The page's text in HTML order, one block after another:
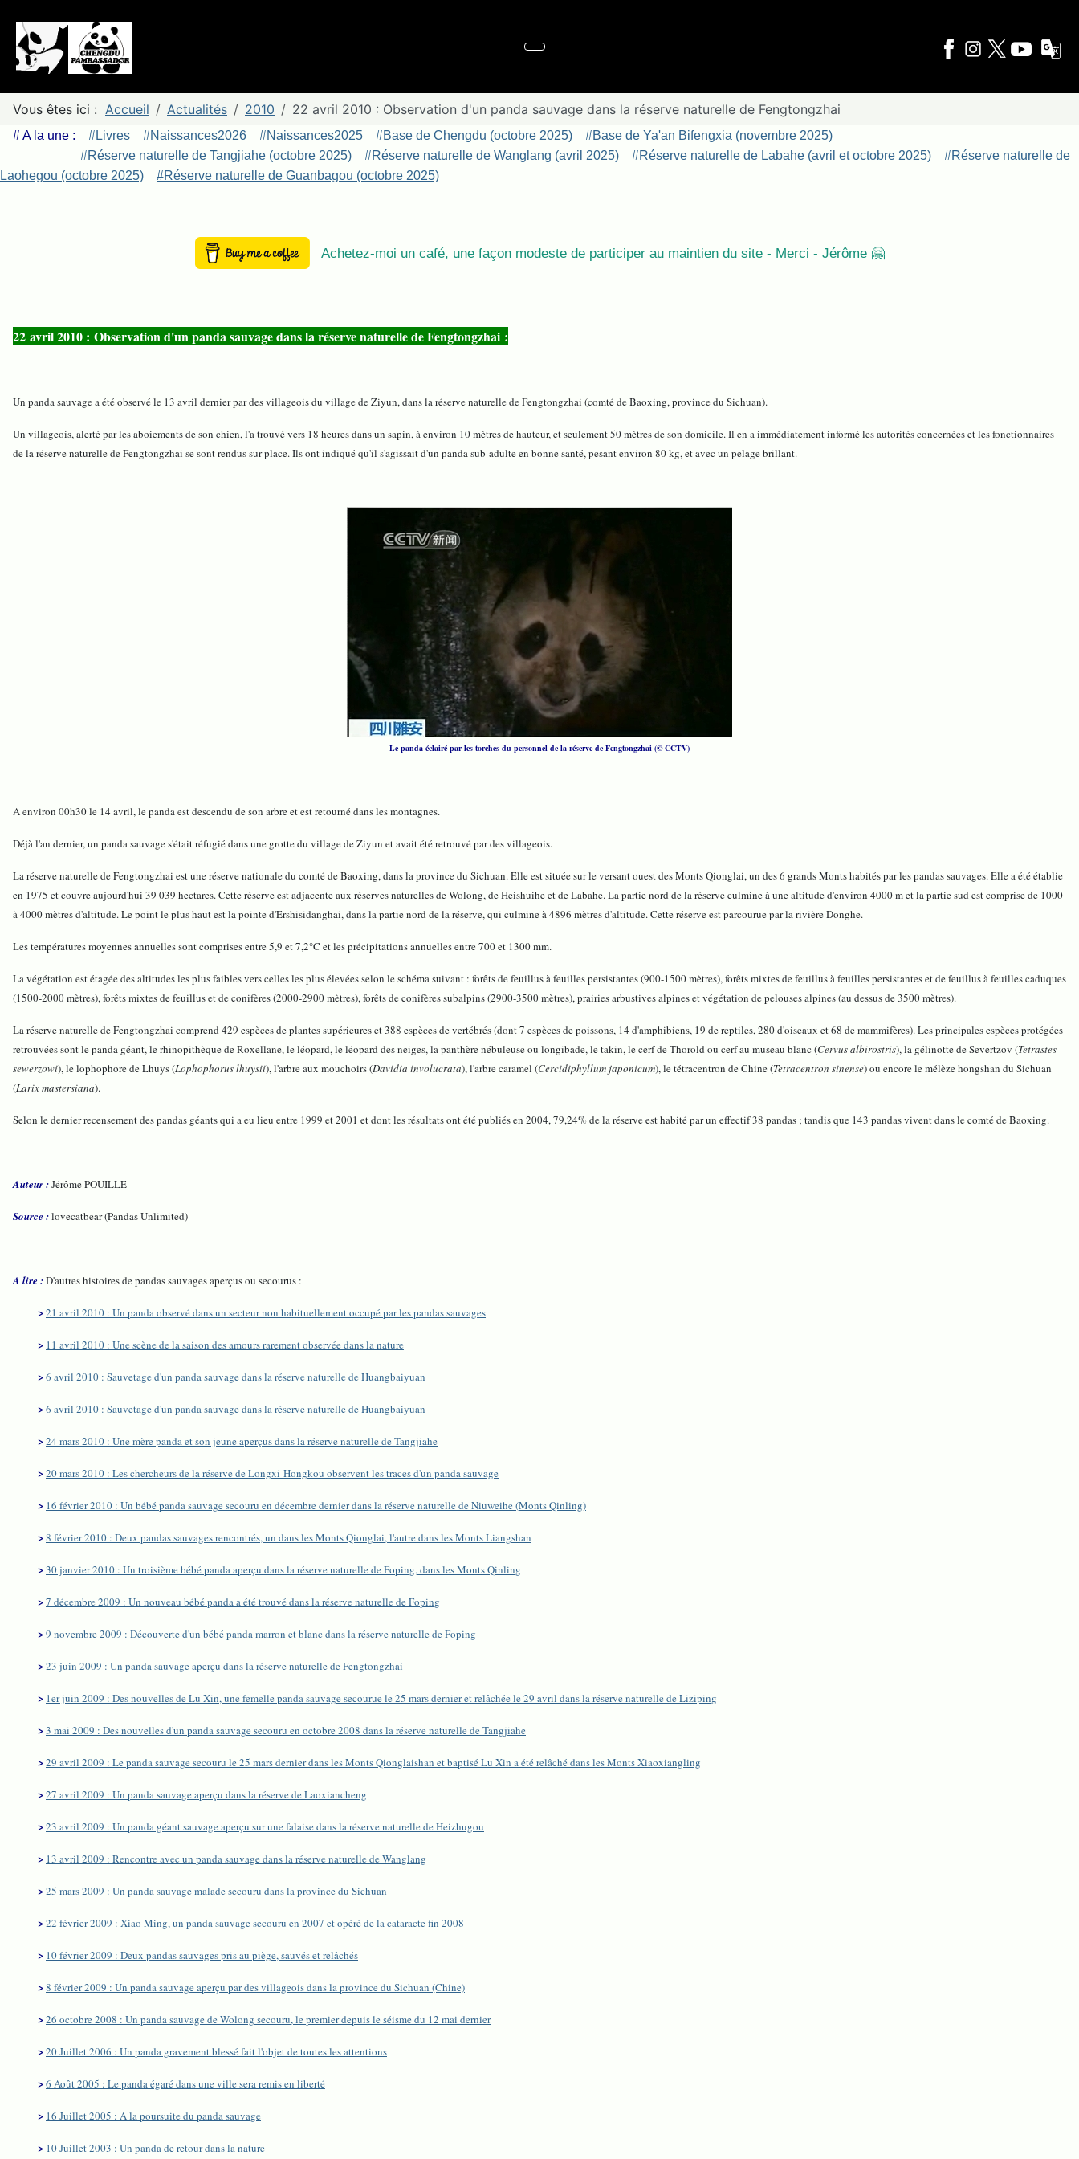
Vous êtes ici : Accueil Actualités 2010 22 avril 2010 : Observation d'un panda sauvage dans la réserve naturelle de Fengtongzhai
# A la une : #Livres #Naissances2026 #Naissances2025 #Base de Chengdu (octobre 2025)
#Base de Ya'an Bifengxia (novembre 2025)
#Réserve naturelle de Tangjiahe (octobre 2025)
#Réserve naturelle de Wanglang (avril 2025) #Réserve naturelle de Labahe (avril et octobre 2025)
#Réserve naturelle de
Laohegou (octobre 2025)
#Réserve naturelle de Guanbagou (octobre 2025)
Achetez-moi un café, une façon modeste de participer au maintien du site - Merci - Jérôme 🤗
22 avril 2010 : Observation d'un panda sauvage dans la réserve naturelle de Fengtongzhai :
Un panda sauvage a été observé le 13 avril dernier par des villageois du village de Ziyun, dans la réserve naturelle de Fengtongzhai (comté de Baoxing, province du Sichuan).
Un villageois, alerté par les aboiements de son chien, l'a trouvé vers 18 heures dans un sapin, à environ 10 mètres de hauteur, et seulement 50 mètres de son domicile. Il en a immédiatement informé les autorités concernées et les fonctionnaires
de la réserve naturelle de Fengtongzhai se sont rendus sur place. Ils ont indiqué qu'il s'agissait d'un panda sub-adulte en bonne santé, pesant environ 80 kg, et avec un pelage brillant.
Le panda éclairé par les torches du personnel de la réserve de Fengtongzhai (© CCTV)
A environ 00h30 le 14 avril, le panda est descendu de son arbre et est retourné dans les montagnes.
Déjà l'an dernier, un panda sauvage s'était réfugié dans une grotte du village de Ziyun et avait été retrouvé par des villageois.
La réserve naturelle de Fengtongzhai est une réserve nationale du comté de Baoxing, dans la province du Sichuan. Elle est située sur le versant ouest des Monts Qionglai, un des 6 grands Monts habités par les pandas sauvages. Elle a été établie
en 1975 et couvre aujourd'hui 39 039 hectares. Cette réserve est adjacente aux réserves naturelles de Wolong, de Heishuihe et de Labahe. La partie nord de la réserve culmine à une altitude d'environ 4000 m et la partie sud est comprise de 1000
à 4000 mètres d'altitude. Le point le plus haut est la pointe d'Ershisidanghai, dans la partie nord de la réserve, qui culmine à 4896 mètres d'altitude. Cette réserve est parcourue par la rivière Donghe.
Les températures moyennes annuelles sont comprises entre 5,9 et 7,2°C et les précipitations annuelles entre 700 et 1300 mm.
La végétation est étagée des altitudes les plus faibles vers celles les plus élevées selon le schéma suivant : forêts de feuillus à feuilles persistantes (900-1500 mètres), forêts mixtes de feuillus à feuilles persistantes et de feuillus à feuilles caduques
(1500-2000 mètres), forêts mixtes de feuillus et de conifères (2000-2900 mètres), forêts de conifères subalpins (2900-3500 mètres), prairies arbustives alpines et végétation de pelouses alpines (au dessus de 3500 mètres).
La réserve naturelle de Fengtongzhai comprend 429 espèces de plantes supérieures et 388 espèces de vertébrés (dont 7 espèces de poissons, 14 d'amphibiens, 19 de reptiles, 280 d'oiseaux et 68 de mammifères). Les principales espèces protégées
retrouvées sont le panda géant, le rhinopithèque de Roxellane, le léopard, le léopard des neiges, la panthère nébuleuse ou longibade, le takin, le cerf de Thorold ou cerf au museau blanc (Cervus albirostris), la gélinotte de Severtzov (Tetrastes
sewerzowi), le lophophore de Lhuys (Lophophorus lhuysii), l'arbre aux mouchoirs (Davidia involucrata), l'arbre caramel (Cercidiphyllum japonicum), le tétracentron de Chine (Tetracentron sinense) ou encore le mélèze hongshan du Sichuan
(Larix mastersiana).
Selon le dernier recensement des pandas géants qui a eu lieu entre 1999 et 2001 et dont les résultats ont été publiés en 2004, 79,24% de la réserve est habité par un effectif 38 pandas ; tandis que 143 pandas vivent dans le comté de Baoxing.
Auteur :Jérôme POUILLE
Source :lovecatbear (Pandas Unlimited)
A lire :D'autres histoires de pandas sauvages aperçus ou secourus :
>21 avril 2010 : Un panda observé dans un secteur non habituellement occupé par les pandas sauvages
> 11 avril 2010 : Une scène de la saison des amours rarement observée dans la nature
>6 avril 2010 : Sauvetage d'un panda sauvage dans la réserve naturelle de Huangbaiyuan
>6 avril 2010 : Sauvetage d'un panda sauvage dans la réserve naturelle de Huangbaiyuan
>24 mars 2010 : Une mère panda et son jeune aperçus dans la réserve naturelle de Tangjiahe
>20 mars 2010 : Les chercheurs de la réserve de Longxi-Hongkou observent les traces d'un panda sauvage
> 16 février 2010 : Un bébé panda sauvage secouru en décembre dernier dans la réserve naturelle de Niuweihe (Monts Qinling)
>8 février 2010 : Deux pandas sauvages rencontrés, un dans les Monts Qionglai, l'autre dans les Monts Liangshan
>30 janvier 2010 : Un troisième bébé panda aperçu dans la réserve naturelle de Foping, dans les Monts Qinling
>7 décembre 2009 : Un nouveau bébé panda a été trouvé dans la réserve naturelle de Foping
>9 novembre 2009 : Découverte d'un bébé panda marron et blanc dans la réserve naturelle de Foping
>23 juin 2009 : Un panda sauvage aperçu dans la réserve naturelle de Fengtongzhai
> 1er juin 2009 : Des nouvelles de Lu Xin, une femelle panda sauvage secourue le 25 mars dernier et relâchée le 29 avril dans la réserve naturelle de Liziping
>3 mai 2009 : Des nouvelles d'un panda sauvage secouru en octobre 2008 dans la réserve naturelle de Tangjiahe
>29 avril 2009 : Le panda sauvage secouru le 25 mars dernier dans les Monts Qionglaishan et baptisé Lu Xin a été relâché dans les Monts Xiaoxiangling
>27 avril 2009 : Un panda sauvage aperçu dans la réserve de Laoxiancheng
>23 avril 2009 : Un panda géant sauvage aperçu sur une falaise dans la réserve naturelle de Heizhugou
> 13 avril 2009 : Rencontre avec un panda sauvage dans la réserve naturelle de Wanglang
>25 mars 2009 : Un panda sauvage malade secouru dans la province du Sichuan
>22 février 2009 : Xiao Ming, un panda sauvage secouru en 2007 et opéré de la cataracte fin 2008
> 10 février 2009 : Deux pandas sauvages pris au piège, sauvés et relâchés
>8 février 2009 : Un panda sauvage aperçu par des villageois dans la province du Sichuan (Chine)
>26 octobre 2008 : Un panda sauvage de Wolong secouru, le premier depuis le séisme du 12 mai dernier
>20 Juillet 2006 : Un panda gravement blessé fait l'objet de toutes les attentions
>6 Août 2005 : Le panda égaré dans une ville sera remis en liberté
> 16 Juillet 2005 : A la poursuite du panda sauvage
> 10 Juillet 2003 : Un panda de retour dans la nature